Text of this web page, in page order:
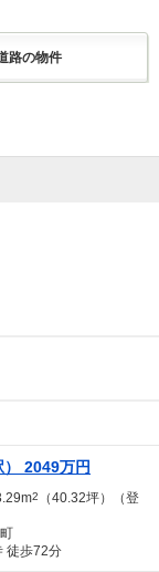
路の物件
2049万円
2
（40.32坪）（登
徒歩72分